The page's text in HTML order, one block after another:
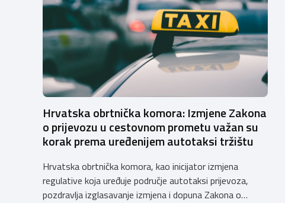
Hrvatska obrtnička komora: Izmjene Zakona
o prijevozu u cestovnom prometu važan su
korak prema uređenijem autotaksi tržištu
Hrvatska obrtnička komora, kao inicijator izmjena
regulative koja uređuje područje autotaksi prijevoza,
pozdravlja izglasavanje izmjena i dopuna Zakona o